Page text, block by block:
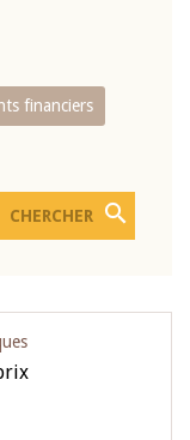
financiers